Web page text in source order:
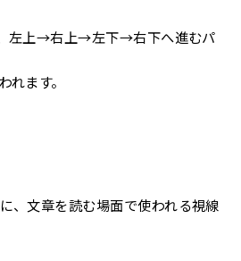
左上→右上→左下→右下へ進むパ
れます。
、文章を読む場面で使われる視線